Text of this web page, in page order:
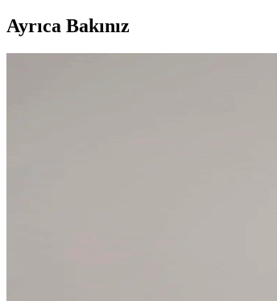
Ayrıca Bakınız
The Flat Head F310: Raw Denim
The Flat Head F310, uzun yıllar kullanılan ve tamir
İkinci El Alışverişte Vintage Moda ve
İkinci el alışverişte vintage kıyafetler, deri ürünler
Erkek Bebek Battaniyesi Seçerken
Erkek bebek battaniyesi seçiminde doğal malzeme,
Hype of Steps 7’li Yılbaşı Çorap Seti